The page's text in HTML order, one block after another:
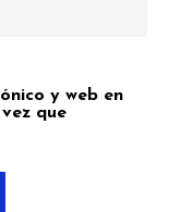
y web en
que